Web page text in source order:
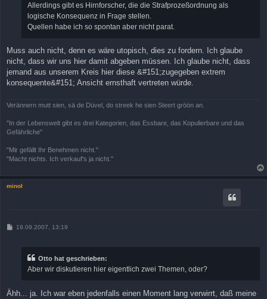
Allerdings gibt es Hirnforscher, die die Strafprozeßordnung als
logische Konsequenz in Frage stellen.
Quellen habe ich so spontan aber nicht parat.
Muss auch nicht, denn es wäre utopisch, dies zu fordern. Ich glaube
nicht, dass wir uns hier damit abgeben müssen. Ich glaube nicht, dass
jemand aus unserem Kreis hier diese &#151;zugegeben extrem
konsequente&#151; Ansicht ernsthaft vertreten würde.
Verännern mutt sien, sä de Düvel, do streek he sien Steert gröön an.
"In der Lebenswelt gibt es drei Kategorien, das Essbare, das Kopulierbare und das
Gefährliche"
"Mir gefällt Ihr Benehmen nicht."
"Macht nichts. Ich verkauf's ja nicht."
minol
B19.09.2007, 13:19
Otto hat geschrieben:
Aber wir diskutieren hier eigentlich zwei Themen, oder?
Ähh... ja. Ich war eben jedenfalls einen Moment lang verwirrt, daß meine